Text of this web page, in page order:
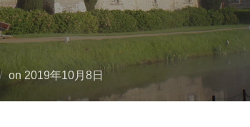
on 投
2019年10月8日